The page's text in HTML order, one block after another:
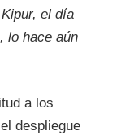
el día
lo hace aún
a los
despliegue